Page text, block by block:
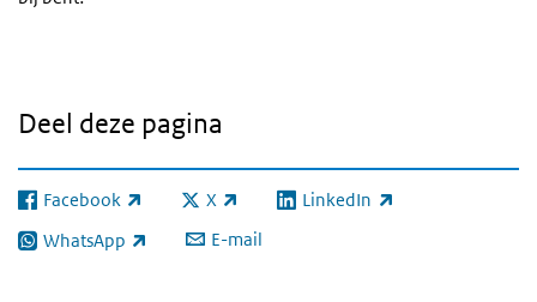
Deel deze pagina
Facebook
(externe link) X
(externe link) LinkedIn
(externe link)
WhatsApp
(externe link) E-mail